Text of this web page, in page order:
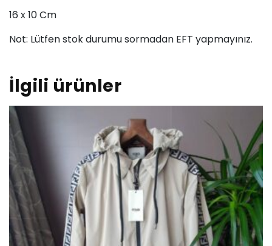
16 x 10 Cm
Not: Lütfen stok durumu sormadan EFT yapmayınız.
İlgili ürünler